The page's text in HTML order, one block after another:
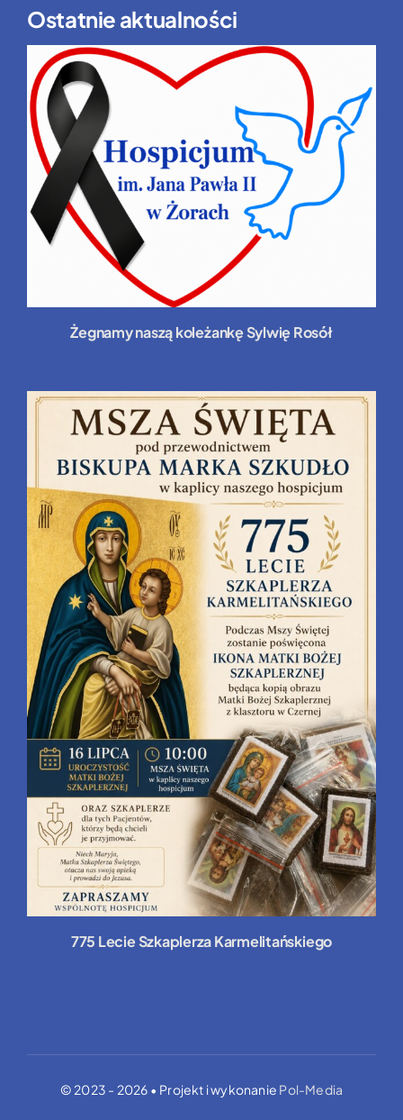
Ostatnie aktualności
Żegnamy naszą koleżankę Sylwię Rosół
775 Lecie Szkaplerza Karmelitańskiego
© 2023 - 2026 • Projekt i wykonanie Pol-Media